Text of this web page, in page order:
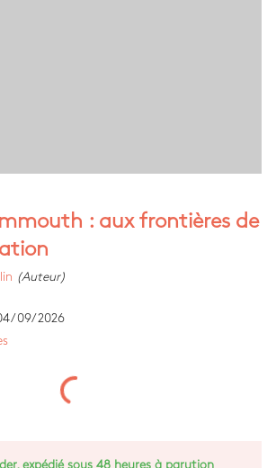
: aux frontières de
(Auteur)
09/2026
expédié sous 48 heures à parution